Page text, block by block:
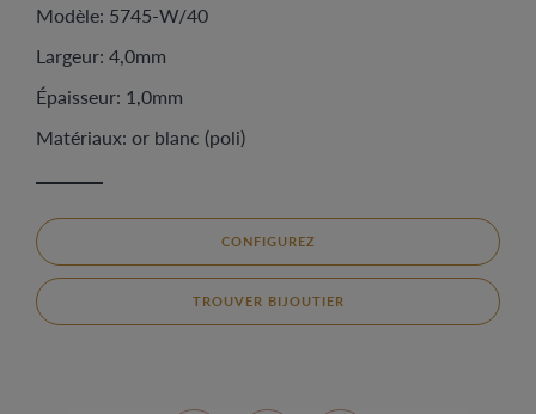
Modèle: 5745-W/40
Largeur: 4,0mm
Épaisseur: 1,0mm
Matériaux: or blanc (poli)
CONFIGUREZ
TROUVER BIJOUTIER